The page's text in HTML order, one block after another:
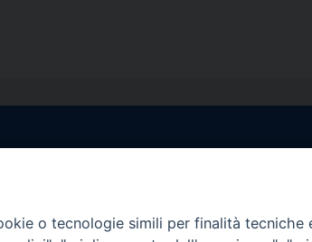
Santa Maria della Pietà, 44 – 80067
(NA)
0818781244
o tecnologie simili per finalità